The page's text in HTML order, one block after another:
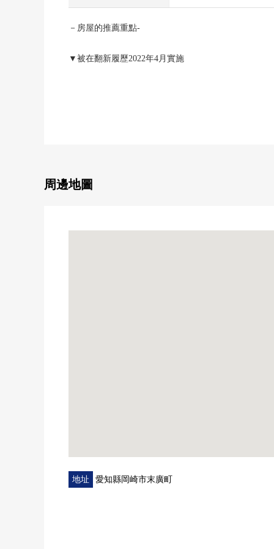
－房屋的推薦重點-
▼被在翻新履歷2022年4月實施
・嵌入式衣櫃的存儲空間充實
周邊地圖
地址 愛知縣岡崎市末廣町